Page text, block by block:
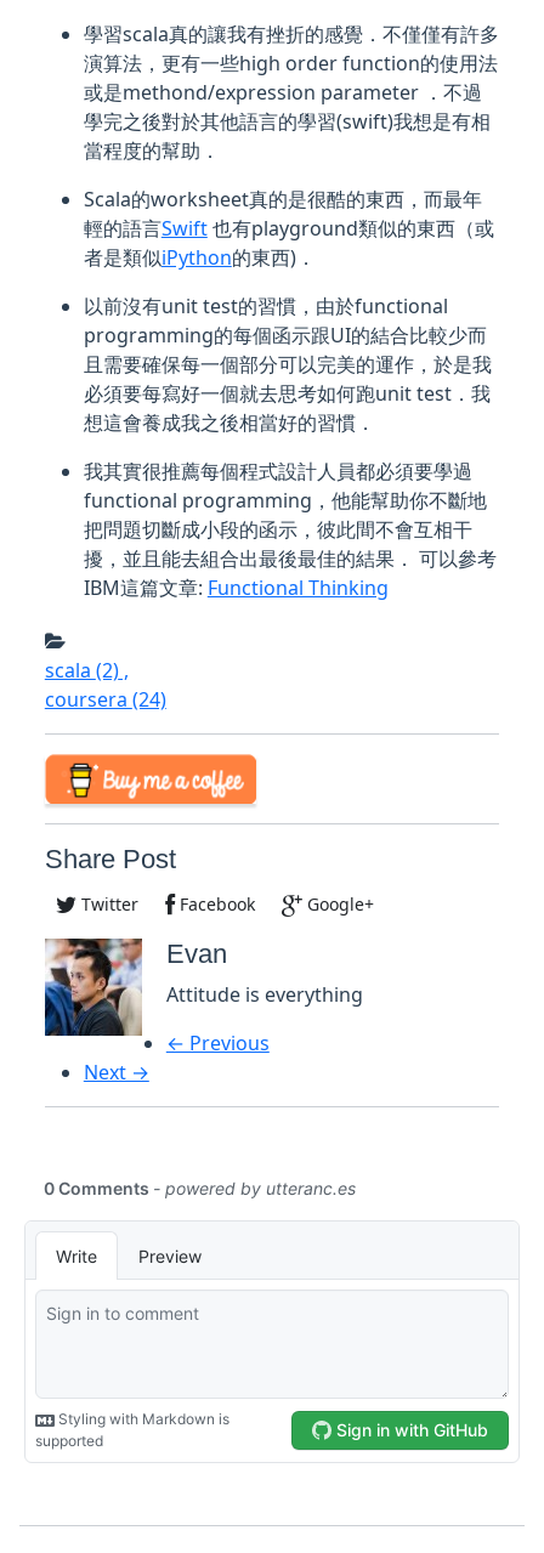
學習scala真的讓我有挫折的感覺．不僅僅有許多
演算法，更有一些high order function的使用法
或是methond/expression parameter ．不過
學完之後對於其他語言的學習(swift)我想是有相
當程度的幫助．
Scala的worksheet真的是很酷的東西，而最年
輕的語言Swift也有playground類似的東西（或
者是類似iPython的東西)．
以前沒有unit test的習慣，由於functional
programming的每個函示跟UI的結合比較少而
且需要確保每一個部分可以完美的運作，於是我
必須要每寫好一個就去思考如何跑unit test．我
想這會養成我之後相當好的習慣．
我其實很推薦每個程式設計人員都必須要學過
functional programming，他能幫助你不斷地
把問題切斷成小段的函示，彼此間不會互相干
擾，並且能去組合出最後最佳的結果． 可以參考
IBM這篇文章: Functional Thinking
scala (2),
coursera (24)
Share Post
Twitter Facebook Google+
Evan
Attitude is everything
← Previous
Next →